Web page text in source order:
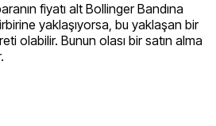
fiyatı alt Bollinger Bandına
yaklaşıyorsa, bu yaklaşan bir
olabilir. Bunun olası bir satın alma